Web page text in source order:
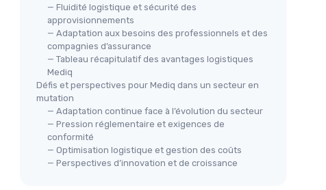
— Fluidité logistique et sécurité des
approvisionnements
— Adaptation aux besoins des professionnels et des
compagnies d’assurance
— Tableau récapitulatif des avantages logistiques
Mediq
Défis et perspectives pour Mediq dans un secteur en
mutation
— Adaptation continue face à l’évolution du secteur
— Pression réglementaire et exigences de
conformité
— Optimisation logistique et gestion des coûts
— Perspectives d’innovation et de croissance